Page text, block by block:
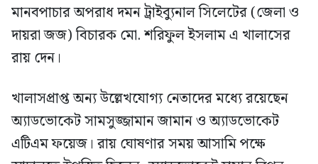
মানবপাচার অপরাধ দমন ট্রাইব্যুনাল সিলেটের (জেলা ও
দায়রা জজ) বিচারক মো. শরিফুল ইসলাম এ খালাসের
রায় দেন।
খালাসপ্রাপ্ত অন্য উল্লেখযোগ্য নেতাদের মধ্যে রয়েছেন
অ্যাডভোকেট সামসুজ্জামান জামান ও অ্যাডভোকেট
এটিএম ফয়েজ। রায় ঘোষণার সময় আসামি পক্ষে